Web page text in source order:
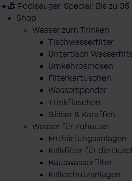
☀️🎁 Poolsauger-Special: Bis zu 35
Shop
Wasser zum Trinken
Tischwasserfilter
Untertisch
Umkehrosmosen
Filterkartuschen
Wasserspender
Trinkflaschen
Gläser & Karaffen
Wasser für Zuhause
Enthärtungsanlagen
Kalkfilter für die
Hauswasserfilter
Kalkschutzanlagen